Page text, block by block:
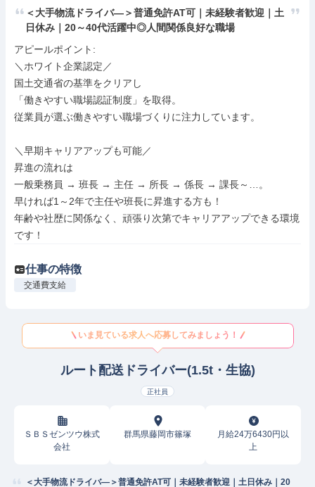
＜大手物流ドライバ―＞普通免許AT可｜未経験者歓迎｜土
日休み｜20～40代活躍中◎人間関係良好な職場
アピールポイント:
＼ホワイト企業認定／
国土交通省の基準をクリアし
「働きやすい職場認証制度」を取得。
従業員が選ぶ働きやすい職場づくりに注力しています。
＼早期キャリアアップも可能／
昇進の流れは
一般乗務員 → 班長 → 主任 → 所長 → 係長 → 課長～…。
早ければ1～2年で主任や班長に昇進する方も！
年齢や社歴に関係なく、頑張り次第でキャリアアップできる環境
です！
仕事の特徴
交通費支給
いま見ている求人へ応募してみましょう！
ルート配送ドライバー(1.5t・生協)
正社員
ＳＢＳゼンツウ株式
会社
群馬県藤岡市篠塚
月給24万6430円以
上
＜大手物流ドライバ―＞普通免許AT可｜未経験者歓迎｜土日休み｜20